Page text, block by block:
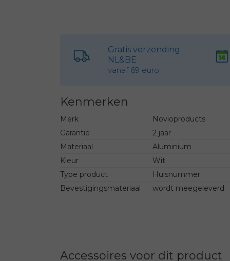
Gratis verzending
NL&BE
vanaf 69 euro
Kenmerken
Merk
Novioproducts
Garantie
2 jaar
Materiaal
Aluminium
Kleur
Wit
Type product
Huisnummer
Bevestigingsmateriaal
wordt meegeleverd
Accessoires voor dit product